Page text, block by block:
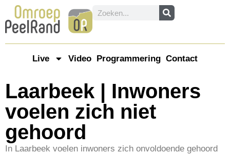
Live Video Programmering Contact
Laarbeek | Inwoners
voelen zich niet
gehoord
In Laarbeek voelen inwoners zich onvoldoende gehoord